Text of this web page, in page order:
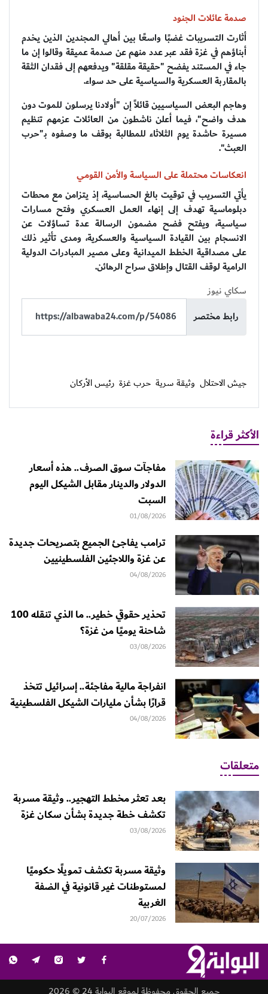
صدمة عائلات الجنود
أثارت التسريبات غضبًا واسعًا بين أهالي المجندين الذين يخدم
أبناؤهم في غزة فقد عبر عدد منهم عن صدمة عميقة وقالوا إن ما
جاء في المستند يفضح "حقيقة مقلقة" ويدفعهم إلى فقدان الثقة
بالمقاربة العسكرية والسياسية على حد سواء.
وهاجم البعض السياسيين قائلاً إن "أولادنا يرسلون للموت دون
هدف واضح"، فيما أعلن ناشطون من العائلات عزمهم تنظيم
مسيرة حاشدة يوم الثلاثاء للمطالبة بوقف ما وصفوه بـ"حرب
العبث".
انعكاسات محتملة على السياسة والأمن القومي
يأتي التسريب في توقيت بالغ الحساسية، إذ يتزامن مع محطات
دبلوماسية تهدف إلى إنهاء العمل العسكري وفتح مسارات
سياسية، ويفتح فضح مضمون الرسالة عدة تساؤلات عن
الانسجام بين القيادة السياسية والعسكرية، ومدى تأثير ذلك
على مصداقية الخطط الميدانية وعلى مصير المبادرات الدولية
الرامية لوقف القتال وإطلاق سراح الرهائن.
سكاي نيوز
رابط مختصر
جيش الاحتلال وثيقة سرية حرب غزة رئيس الأركان
الأكثر قراءة
مفاجآت سوق الصرف.. هذه أسعار
الدولار والدينار مقابل الشيكل اليوم
السبت
01/08/2026
ترامب يفاجئ الجميع بتصريحات جديدة
عن غزة واللاجئين الفلسطينيين
04/08/2026
تحذير حقوقي خطير.. ما الذي تنقله 100
شاحنة يوميًا من غزة؟
03/08/2026
انفراجة مالية مفاجئة.. إسرائيل تتخذ
قرارًا بشأن مليارات الشيكل الفلسطينية
04/08/2026
متعلقات
بعد تعثر مخطط التهجير.. وثيقة مسربة
تكشف خطة جديدة بشأن سكان غزة
03/08/2026
وثيقة مسربة تكشف تمويلًا حكوميًا
لمستوطنات غير قانونية في الضفة
الغربية
20/07/2026